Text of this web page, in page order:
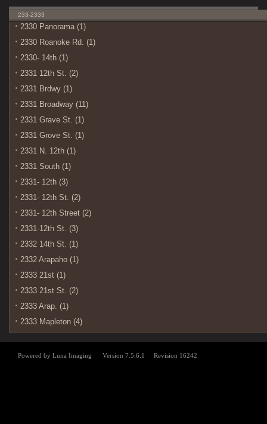
233-2333
2330 Panorama (1)
2330 Roanoke Rd. (1)
2330- 14th (1)
2331 12th St. (2)
2331 Brdwy (1)
2331 Broadway (11)
2331 Grave St. (1)
2331 Grove St. (1)
2331 N. 12th (1)
2331 South (1)
2331- 12th (3)
2331- 12th St. (2)
2331- 12th Street (2)
2331-12th St. (3)
2332 14th St. (1)
2332 Arapaho (1)
2333 21st (1)
2333 21st St. (2)
2333 Arap. (1)
2333 Mapleton (4)